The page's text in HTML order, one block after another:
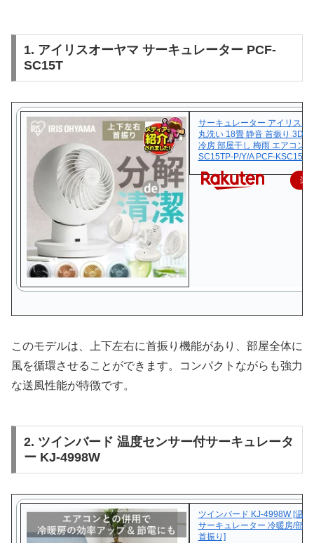
1. アイリスオーヤマ サーキュレーター PCF-
SC15T
サーキュレーター アイリスオ
丸洗い 18畳 静音 首振り 3D送
冷房 部屋干し 梅雨 エアコン
SC15TP-P/Y/A PCF-KSC151-
楽
このモデルは、上下左右に首振り機能があり、部屋全体に
風を循環させることができます。コンパクトながらも強力
な送風性能が特徴です。
2. ツインバード 温度センサー付サーキュレータ
ー KJ-4998W
ツインバード KJ-4998W [温
サーキュレーター 冷暖房/部
首振り]